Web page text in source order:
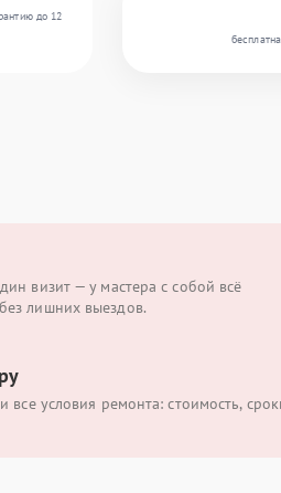
до 12
визит — у мастера с собой всё
лишних выездов.
все условия ремонта: стоимость,